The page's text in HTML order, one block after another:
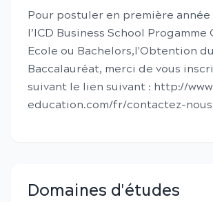
Pour postuler en première
l’ICD Business School Progamme
Ecole ou Bachelors,l'Obtention du
Baccalauréat, merci de vous
suivant le lien suivant : http://
education.com/fr/contactez-nous
Domaines d'études